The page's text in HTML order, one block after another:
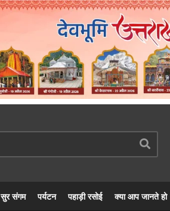
सुर संगम पर्यटन पहाड़ी रसोई क्या आप जानते हो